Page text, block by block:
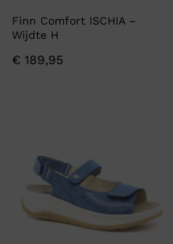
Finn Comfort ISCHIA –
Wijdte H
€ 189,95